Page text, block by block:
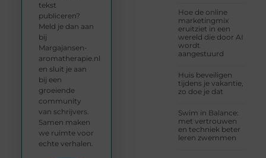
Hoe de online
marketingmix
eruitziet in een
wereld die door AI
wordt
aangestuurd
Huis beveiligen
tijdens je vakantie,
zo doe je dat
Swim in Balance:
met vertrouwen
en techniek beter
leren zwemmen
tekst
publiceren?
Meld je dan aan
bij
Margajansen-
aromatherapie.nl
en sluit je aan
bij een
groeiende
community
van schrijvers.
Samen maken
we ruimte voor
echte verhalen.